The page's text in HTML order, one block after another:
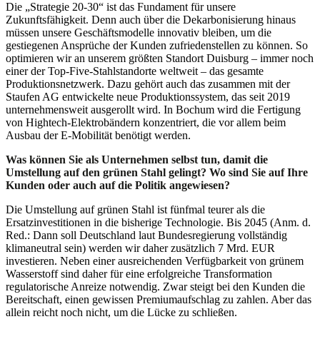
Die „Strategie 20-30“ ist das Fundament für unsere
Zukunftsfähigkeit. Denn auch über die Dekarbonisierung hinaus
müssen unsere Geschäftsmodelle innovativ bleiben, um die
gestiegenen Ansprüche der Kunden zufriedenstellen zu können. So
optimieren wir an unserem größten Standort Duisburg – immer noch
einer der Top-Five-Stahlstandorte weltweit – das gesamte
Produktionsnetzwerk. Dazu gehört auch das zusammen mit der
Staufen AG entwickelte neue Produktionssystem, das seit 2019
unternehmensweit ausgerollt wird. In Bochum wird die Fertigung
von Hightech-Elektrobändern konzentriert, die vor allem beim
Ausbau der E-Mobilität benötigt werden.
Was können Sie als Unternehmen selbst tun, damit die
Umstellung auf den grünen Stahl gelingt? Wo sind Sie auf Ihre
Kunden oder auch auf die Politik angewiesen?
Die Umstellung auf grünen Stahl ist fünfmal teurer als die
Ersatzinvestitionen in die bisherige Technologie. Bis 2045 (Anm. d.
Red.: Dann soll Deutschland laut Bundesregierung vollständig
klimaneutral sein) werden wir daher zusätzlich 7 Mrd. EUR
investieren. Neben einer ausreichenden Verfügbarkeit von grünem
Wasserstoff sind daher für eine erfolgreiche Transformation
regulatorische Anreize notwendig. Zwar steigt bei den Kunden die
Bereitschaft, einen gewissen Premiumaufschlag zu zahlen. Aber das
allein reicht noch nicht, um die Lücke zu schließen.